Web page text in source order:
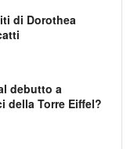
di Dorothea
debutto a
della Torre Eiffel?